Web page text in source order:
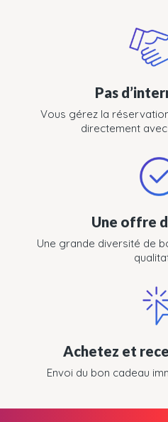
Pas
Vous gérez la
directement
Une offre
Une grande diversité de
Achetez et
Envoi du bon cadeau